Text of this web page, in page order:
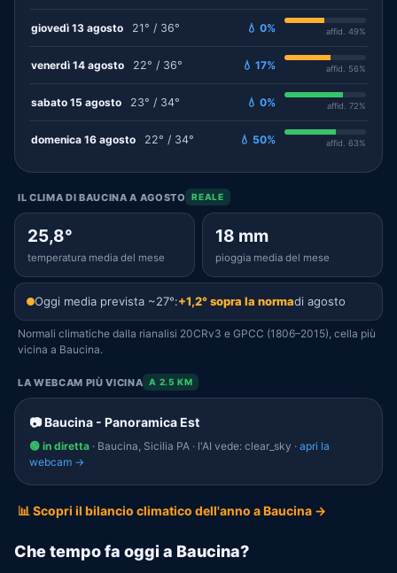
giovedì 13 agosto 21° / 36° 💧 0% affid. 49%
venerdì 14 agosto 22° / 36° 💧 17% affid. 56%
sabato 15 agosto 23° / 34° 💧 0% affid. 72%
domenica 16 agosto 22° / 34° 💧 50% affid. 63%
IL CLIMA DI BAUCINA A AGOSTO REALE
25,8°
temperatura media del mese
18 mm
pioggia media del mese
Oggi media prevista ~27°:+1,2° sopra la normadi agosto
Normali climatiche dalla rianalisi 20CRv3 e GPCC (1806–2015), cella più
vicina a Baucina.
LA WEBCAM PIÙ VICINA A 2.5 KM
📷 Baucina - Panoramica Est
🟢 in diretta · Baucina, Sicilia PA · l'AI vede: clear_sky · apri la
webcam →
📊 Scopri il bilancio climatico dell'anno a Baucina →
Che tempo fa oggi a Baucina?